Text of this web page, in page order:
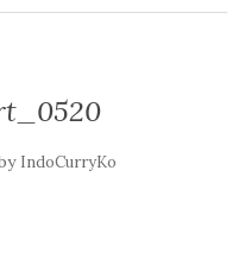
IndoCurryKo